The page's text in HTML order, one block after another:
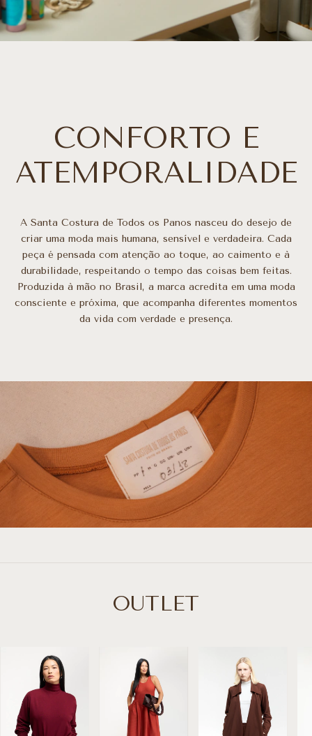
CONFORTO E
ATEMPORALIDADE
A Santa Costura de Todos os Panos nasceu do desejo de
criar uma moda mais humana, sensível e verdadeira. Cada
peça é pensada com atenção ao toque, ao caimento e à
durabilidade, respeitando o tempo das coisas bem feitas.
Produzida à mão no Brasil, a marca acredita em uma moda
consciente e próxima, que acompanha diferentes momentos
da vida com verdade e presença.
OUTLET